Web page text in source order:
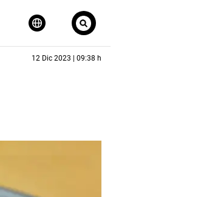
12 Dic 2023 | 09:38 h